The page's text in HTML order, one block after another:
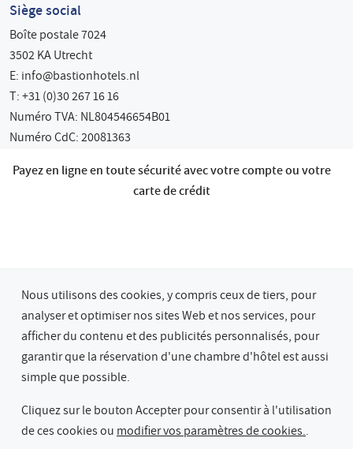
Siège social
Boîte postale 7024
3502 KA Utrecht
E: info@bastionhotels.nl
T: +31 (0)30 267 16 16
Numéro TVA: NL804546654B01
Numéro CdC: 20081363
Payez en ligne en toute sécurité avec votre compte ou votre
carte de crédit
© 2026 Bastion Hotel Groep
Confidentialité & Cookies
Nous utilisons des cookies, y compris ceux de tiers, pour
analyser et optimiser nos sites Web et nos services, pour
afficher du contenu et des publicités personnalisés, pour
garantir que la réservation d'une chambre d'hôtel est aussi
simple que possible.
Cliquez sur le bouton Accepter pour consentir à l'utilisation
de ces cookies ou modifier vos paramètres de cookies..